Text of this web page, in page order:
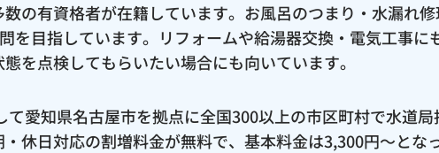
の有資格者が在籍しています。お風呂のつまり・水漏れ
を目指しています。リフォームや給湯器交換・電気工事に
を点検してもらいたい場合にも向いています。
愛知県名古屋市を拠点に全国300以上の市区町村で水道局
休日対応の割増料金が無料で、基本料金は3,300円〜とな